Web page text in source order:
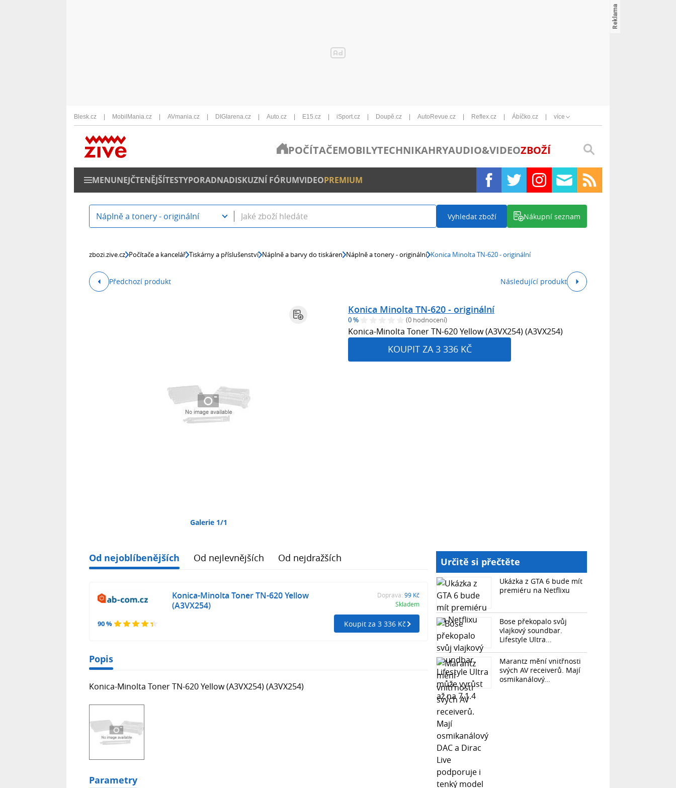
Blesk.cz MobilMania.cz AVmania.cz DIGIarena.cz Auto.cz E15.cz iSport.cz Doupě.cz AutoRevue.cz Reflex.cz Ábíčko.cz více
POČÍTAČEMOBILYTECHNIKAHRYAUDIO&VIDEOZBOŽÍ
MENUNEJČTENĚJŠÍTESTYPORADNADISKUZNÍ FÓRUMVIDEOPREMIUM
Náplně a tonery - originální Vyhledat zboží Nákupní seznam
zbozi.zive.cz Počítače a kancelář Tiskárny a příslušenství Náplně a barvy do tiskáren Náplně a tonery - originální Konica Minolta TN-620 - originální
Předchozí produkt Následující produkt
Galerie 1/1
Konica Minolta TN-620 - originální
0 % (0 hodnocení)
Konica-Minolta Toner TN-620 Yellow (A3VX254) (A3VX254)
KOUPIT ZA 3 336 KČ
Od nejoblíbenějších Od nejlevnějších Od nejdražších
90 %
Konica-Minolta Toner TN-620 Yellow
(A3VX254)
Doprava: 99 Kč
Skladem
Koupit za 3 336 Kč
Popis
Konica-Minolta Toner TN-620 Yellow (A3VX254) (A3VX254)
Parametry
Určitě si přečtěte
Ukázka z GTA 6 bude mít
premiéru na Netflixu
Bose překopalo svůj
vlajkový soundbar.
Lifestyle Ultra...
Marantz mění vnitřnosti
svých AV receiverů. Mají
osmikanálový...